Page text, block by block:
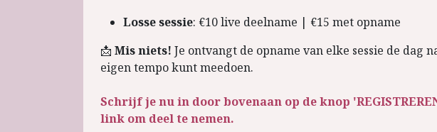
Losse sessie: €10 live deelname | €15 met opname
📩 Mis niets! Je ontvangt de opname van elke sessie de dag
eigen tempo kunt meedoen.
Schrijf je nu in door bovenaan op de knop
link om deel te nemen.